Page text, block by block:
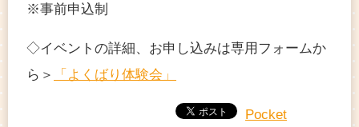
※事前申込制
◇イベントの詳細、お申し込みは専用フォームか
ら＞
「よくばり体験会」
Pocket